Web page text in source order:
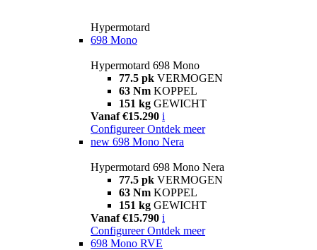
Hypermotard
698 Mono
Hypermotard 698 Mono
77.5 pk VERMOGEN
63 Nm KOPPEL
151 kg GEWICHT
Vanaf €15.290 i
Configureer Ontdek meer
new 698 Mono Nera
Hypermotard 698 Mono Nera
77.5 pk VERMOGEN
63 Nm KOPPEL
151 kg GEWICHT
Vanaf €15.790 i
Configureer Ontdek meer
698 Mono RVE